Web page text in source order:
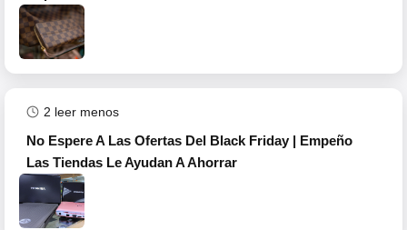
2 leer menos
No Espere A Las Ofertas Del Black Friday | Empeño
Las Tiendas Le Ayudan A Ahorrar